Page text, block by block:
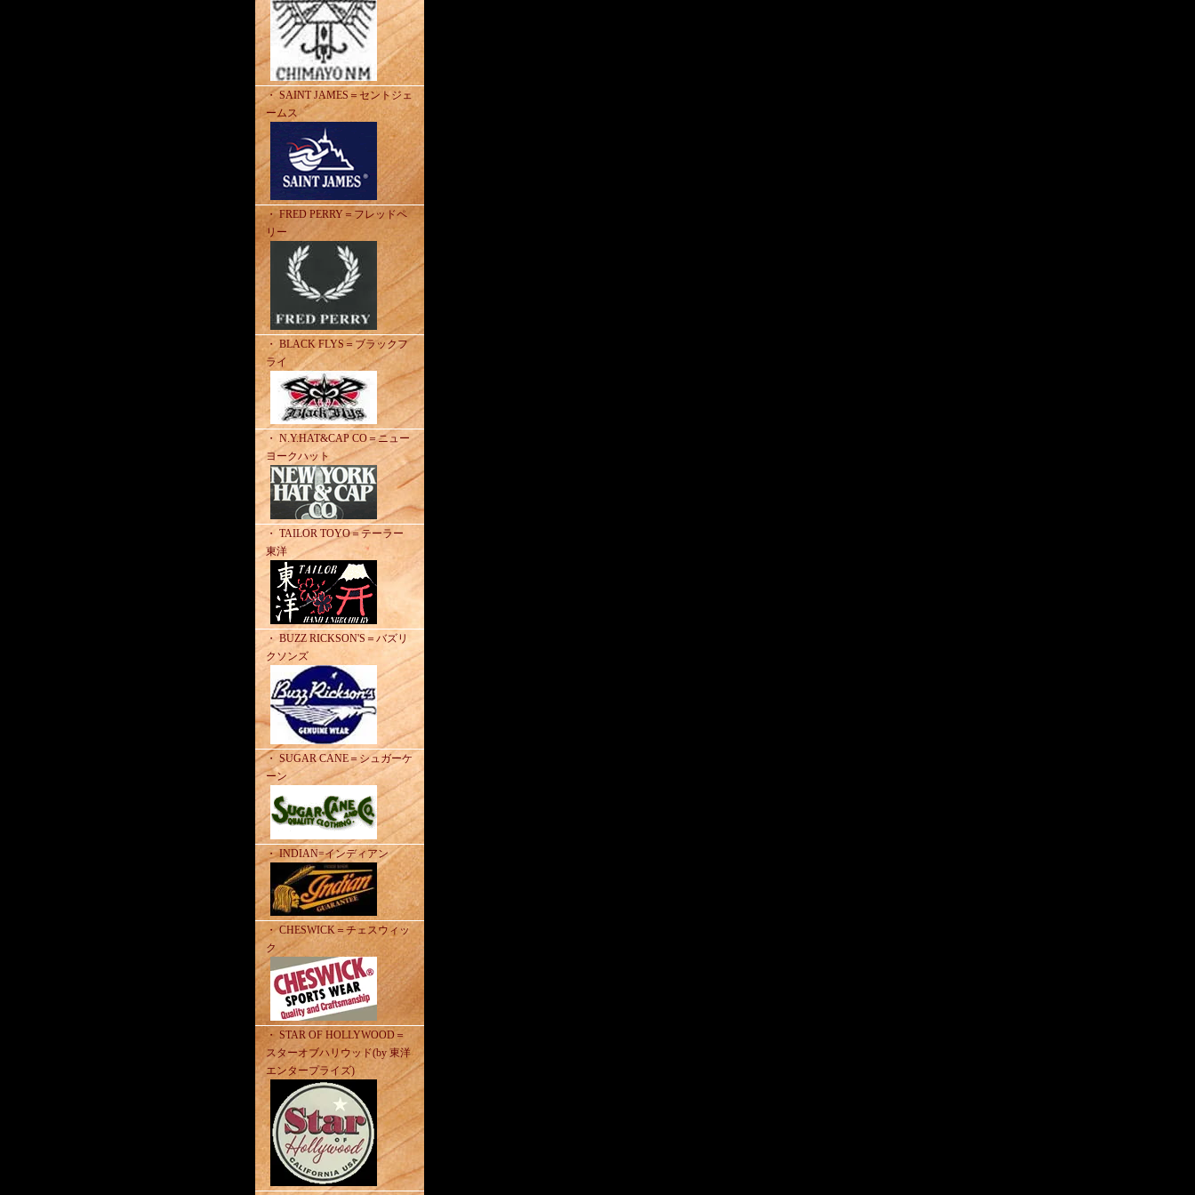
・ SAINT JAMES＝セントジェ
ームス
・ FRED PERRY＝フレッドペ
リー
・ BLACK FLYS＝ブラックフ
ライ
・ N.Y.HAT&CAP CO＝ニュー
ヨークハット
・ TAILOR TOYO＝テーラー
東洋
・ BUZZ RICKSON'S＝バズリ
クソンズ
・ SUGAR CANE＝シュガーケ
ーン
・ INDIAN=インディアン
・ CHESWICK＝チェスウィッ
ク
・ STAR OF HOLLYWOOD＝
スターオブハリウッド(by 東洋
エンタープライズ)